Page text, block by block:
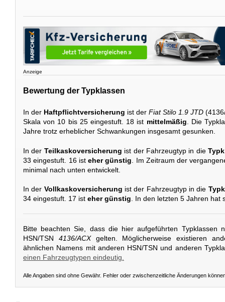
Anzeige
Bewertung der Typklassen
In der Haftpflichtversicherung ist der Fiat Stilo 1.9 JTD
Skala von 10 bis 25 eingestuft. 18 ist mittelmäßig . Die
Jahre trotz erheblicher Schwankungen insgesamt gesunken.
In der Teilkaskoversicherung ist der Fahrzeugtyp in die
33 eingestuft. 16 isteher günstig . Im Zeitraum der
minimal nach unten entwickelt.
In der Vollkaskoversicherung ist der Fahrzeugtyp in die
34 eingestuft. 17 ist eher günstig. In den letzten 5 Jahren hat
Bitte beachten Sie, dass die hier aufgeführten Typklassen
HSN/TSN 4136/ACXgelten. Möglicherweise existieren
ähnlichen Namens mit anderen HSN/TSN und anderen
einen Fahrzeugtypen eindeutig.
Alle Angaben sind ohne Gewähr. Fehler oder zwischenzeitliche Änderungen